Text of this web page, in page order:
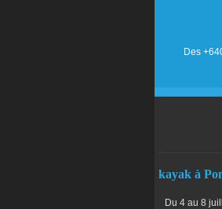
Des
kayak à
Du 4 au 8